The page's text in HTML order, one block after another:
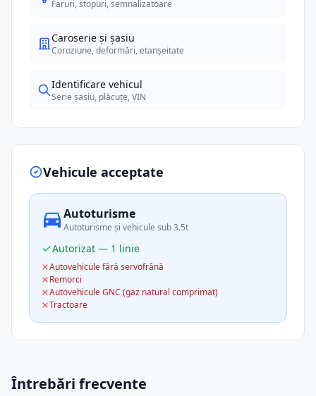
Faruri, stopuri, semnalizatoare
Caroserie și șasiu
Coroziune, deformări, etanșeitate
Identificare vehicul
Serie șasiu, plăcuțe, VIN
Vehicule acceptate
Autoturisme
Autoturisme și vehicule sub 3.5t
Autorizat — 1 linie
Autovehicule fără servofrână
Remorci
Autovehicule GNC (gaz natural comprimat)
Tractoare
Întrebări frecvente